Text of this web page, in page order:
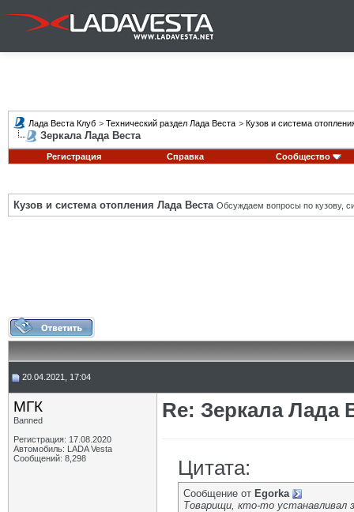
Лада Веста Клуб > Технический раздел Лада Веста > Кузов и система
Зеркала Лада Веста
Регистрация Справка Сообщество
Кузов и система отопления Лада Веста Обсуждаем вопросы по кузову,
20.04.2021, 17:04
МГК
Banned
Регистрация: 17.08.2020
Автомобиль: LADA Vesta
Сообщений: 8,298
Re: Зеркала Лада
Цитата:
Сообщение от Egorka
Товарищи, кто-то устанавливал